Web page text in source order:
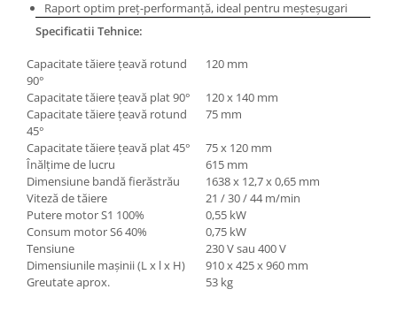
Instalatii de spalare a pieselor
Accesorii prelucrare metal
Universale de strung si accesorii
pentru strunguri
Falci pentru 3 bacuri PS3/ PO3
Falci pentru 4 bacuri PS4/ PO4
Flanșă
Fălcile pentru 3-bacuri DK11
Fălcile pentru 4-bacuri DK12
Mandrine independente
Mandrină cu 3 fălci din fontă
Mandrină cu 3 fălci din otel
Mandrină cu 4 fălci din fontă
Raport optim preţ-performanţă, ideal pentru meşteşugari
Specificatii Tehnice:
Capacitate tăiere ţeavă rotund
90°
120 mm
Capacitate tăiere ţeavă plat 90°
120 x 140 mm
Capacitate tăiere ţeavă rotund
45°
75 mm
Capacitate tăiere ţeavă plat 45°
75 x 120 mm
Înălţime de lucru
615 mm
Dimensiune bandă fierăstrău
1638 x 12,7 x 0,65 mm
Viteză de tăiere
21 / 30 / 44 m/min
Putere motor S1 100%
0,55 kW
Consum motor S6 40%
0,75 kW
Tensiune
230 V sau 400 V
Dimensiunile maşinii (L x l x H)
910 x 425 x 960 mm
Greutate aprox.
53 kg